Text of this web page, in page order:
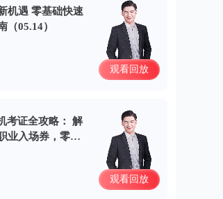
机遇 零基础快速
（05.14）
观看回放
考证全攻略： 解
业入场券，零基
观看回放